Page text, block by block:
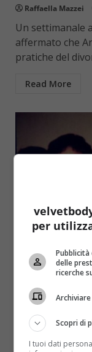
Raffaella Mazzei
Un settimanale
affermato che
pratiche del
Read More
Muore dopo
ha mai
Raffaella Mazzei
Un fortissimo
un coma
per
delle
ricerche
Scopri di
I tuoi dati